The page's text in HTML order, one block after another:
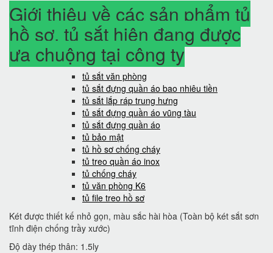
Giới thiệu về các sản phẩm tủ
hồ sơ, tủ sắt hiện đang được
ưa chuộng tại công ty
tủ sắt văn phòng
tủ sắt đựng quần áo bao nhiêu tiền
tủ sắt lắp ráp trung hưng
tủ sắt đựng quần áo vũng tàu
tủ sắt đựng quần áo
tủ bảo mật
tủ hồ sơ chống cháy
tủ treo quần áo inox
tủ chống cháy
tủ văn phòng K6
tủ file treo hồ sơ
Két được thiết kế nhỏ gọn, màu sắc hài hòa (Toàn bộ két sắt sơn
tĩnh điện chống trầy xước)
Độ dày thép thân: 1.5ly